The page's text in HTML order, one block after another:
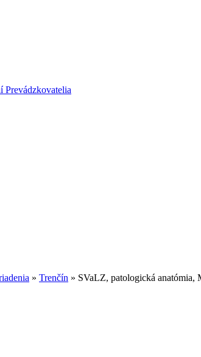
Prevádzkovatelia
» Trenčín » SVaLZ, patologická anatómia,